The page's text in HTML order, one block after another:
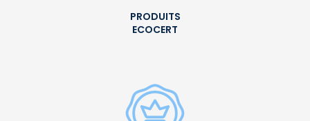
PRODUITS
ECOCERT